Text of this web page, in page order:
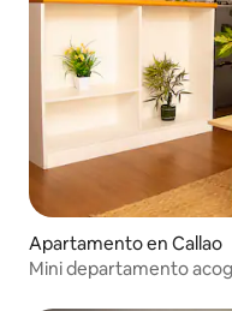
Apartamento en Callao
Mini departamento